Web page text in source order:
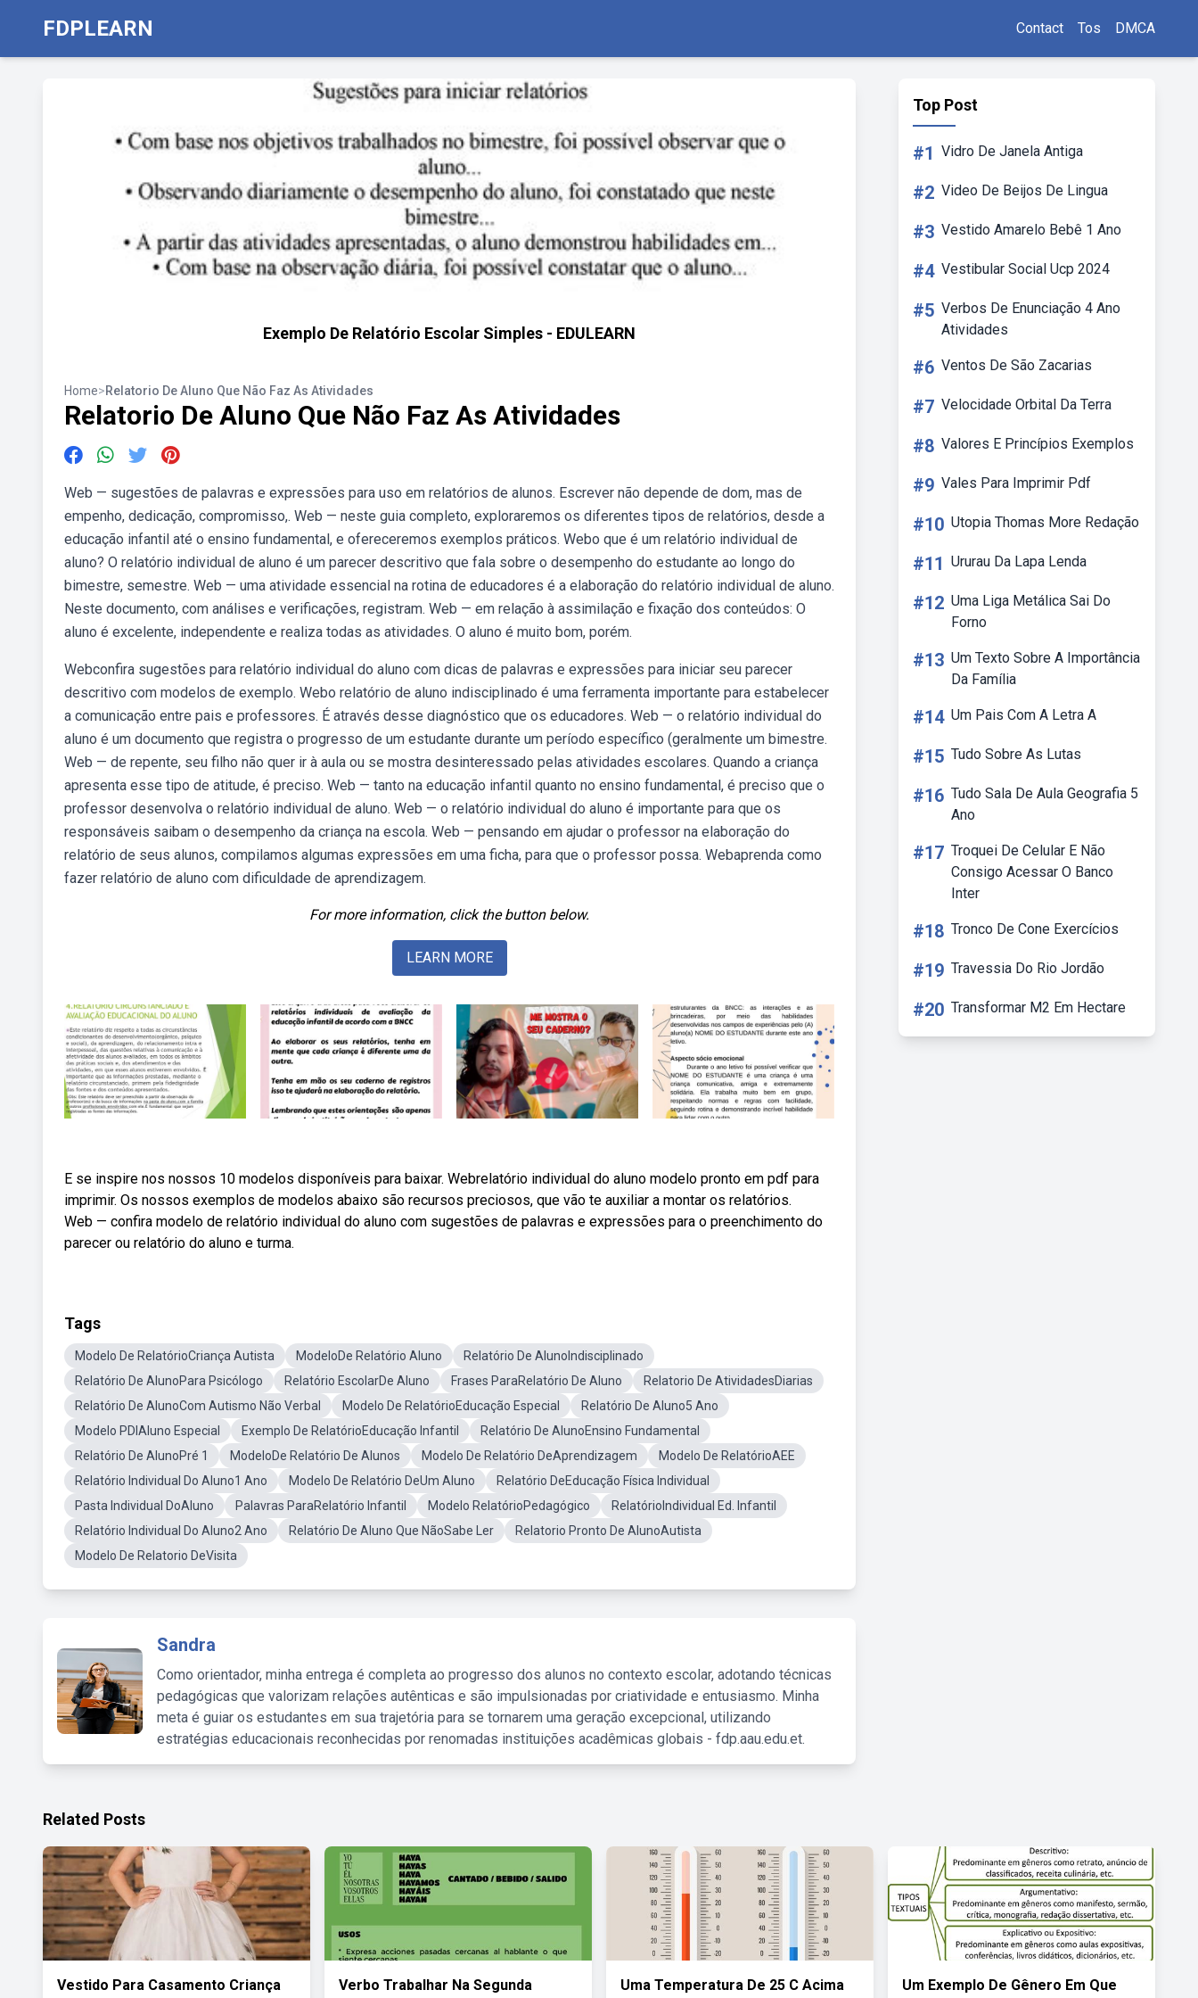
FDPLEARN Contact Tos DMCA
Exemplo De Relatório Escolar Simples - EDULEARN
Home>Relatorio De Aluno Que Não Faz As Atividades
Relatorio De Aluno Que Não Faz As Atividades
Web — sugestões de palavras e expressões para uso em relatórios de alunos. Escrever não depende de dom, mas de
empenho, dedicação, compromisso,. Web — neste guia completo, exploraremos os diferentes tipos de relatórios, desde a
educação infantil até o ensino fundamental, e ofereceremos exemplos práticos. Webo que é um relatório individual de
aluno? O relatório individual de aluno é um parecer descritivo que fala sobre o desempenho do estudante ao longo do
bimestre, semestre. Web — uma atividade essencial na rotina de educadores é a elaboração do relatório individual de aluno.
Neste documento, com análises e verificações, registram. Web — em relação à assimilação e fixação dos conteúdos: O
aluno é excelente, independente e realiza todas as atividades. O aluno é muito bom, porém.
Webconfira sugestões para relatório individual do aluno com dicas de palavras e expressões para iniciar seu parecer
descritivo com modelos de exemplo. Webo relatório de aluno indisciplinado é uma ferramenta importante para estabelecer
a comunicação entre pais e professores. É através desse diagnóstico que os educadores. Web — o relatório individual do
aluno é um documento que registra o progresso de um estudante durante um período específico (geralmente um bimestre.
Web — de repente, seu filho não quer ir à aula ou se mostra desinteressado pelas atividades escolares. Quando a criança
apresenta esse tipo de atitude, é preciso. Web — tanto na educação infantil quanto no ensino fundamental, é preciso que o
professor desenvolva o relatório individual de aluno. Web — o relatório individual do aluno é importante para que os
responsáveis saibam o desempenho da criança na escola. Web — pensando em ajudar o professor na elaboração do
relatório de seus alunos, compilamos algumas expressões em uma ficha, para que o professor possa. Webaprenda como
fazer relatório de aluno com dificuldade de aprendizagem.
For more information, click the button below.
LEARN MORE
E se inspire nos nossos 10 modelos disponíveis para baixar. Webrelatório individual do aluno modelo pronto em pdf para
imprimir. Os nossos exemplos de modelos abaixo são recursos preciosos, que vão te auxiliar a montar os relatórios.
Web — confira modelo de relatório individual do aluno com sugestões de palavras e expressões para o preenchimento do
parecer ou relatório do aluno e turma.
Tags
Modelo De RelatórioCriança Autista ModeloDe Relatório Aluno
Relatório De AlunoIndisciplinado
Relatório De AlunoPara Psicólogo
Relatório EscolarDe Aluno Frases ParaRelatório De Aluno
Relatorio De AtividadesDiarias
Relatório De AlunoCom Autismo Não Verbal
Modelo De RelatórioEducação Especial
Relatório De Aluno5 Ano
Modelo PDIAluno Especial
Exemplo De RelatórioEducação Infantil
Relatório De AlunoEnsino Fundamental
Relatório De AlunoPré 1
ModeloDe Relatório De Alunos Modelo De Relatório DeAprendizagem
Modelo De RelatórioAEE
Relatório Individual Do Aluno1 Ano
Modelo De Relatório DeUm Aluno
Relatório DeEducação Física Individual
Pasta Individual DoAluno
Palavras ParaRelatório Infantil Modelo RelatórioPedagógico
RelatórioIndividual Ed. Infantil
Relatório Individual Do Aluno2 Ano
Relatório De Aluno Que NãoSabe Ler
Relatorio Pronto De AlunoAutista
Modelo De Relatorio DeVisita
Sandra
Como orientador, minha entrega é completa ao progresso dos alunos no contexto escolar, adotando técnicas
pedagógicas que valorizam relações autênticas e são impulsionadas por criatividade e entusiasmo. Minha
meta é guiar os estudantes em sua trajetória para se tornarem uma geração excepcional, utilizando
estratégias educacionais reconhecidas por renomadas instituições acadêmicas globais - fdp.aau.edu.et.
Top Post
#1 Vidro De Janela Antiga
#2 Video De Beijos De Lingua
#3 Vestido Amarelo Bebê 1 Ano
#4 Vestibular Social Ucp 2024
#5 Verbos De Enunciação 4 Ano
Atividades
#6 Ventos De São Zacarias
#7 Velocidade Orbital Da Terra
#8 Valores E Princípios Exemplos
#9 Vales Para Imprimir Pdf
#10 Utopia Thomas More Redação
#11 Ururau Da Lapa Lenda
#12 Uma Liga Metálica Sai Do
Forno
#13 Um Texto Sobre A Importância
Da Família
#14 Um Pais Com A Letra A
#15 Tudo Sobre As Lutas
#16 Tudo Sala De Aula Geografia 5
Ano
#17 Troquei De Celular E Não
Consigo Acessar O Banco
Inter
#18 Tronco De Cone Exercícios
#19 Travessia Do Rio Jordão
#20 Transformar M2 Em Hectare
Related Posts
Vestido Para Casamento Criança Verbo Trabalhar Na Segunda Uma Temperatura De 25 C Acima Um Exemplo De Gênero Em Que